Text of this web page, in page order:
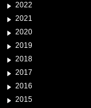
2022
2021
2020
2019
2018
2017
2016
2015